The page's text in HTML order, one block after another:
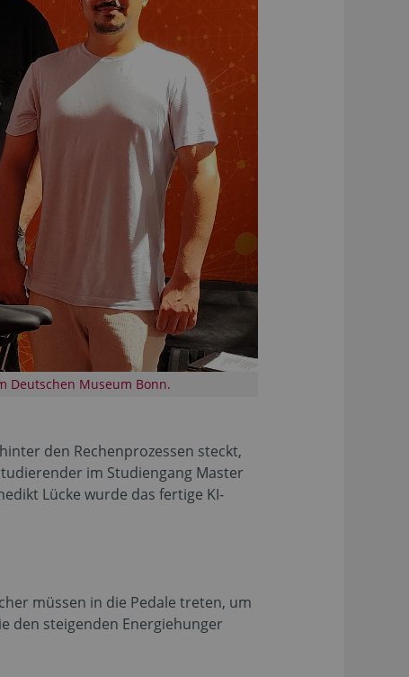
Deutschen Museum Bonn.
den Rechenprozessen steckt,
im Studiengang Master
Lücke wurde das fertige KI-
müssen in die Pedale treten, um
den steigenden Energiehunger